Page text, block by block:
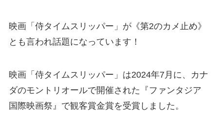
映画「侍タイムスリッパー」が《第2のカメ止め》
とも言われ話題になっています！
映画「侍タイムスリッパー」は2024年7月に、カナ
ダのモントリオールで開催された『ファンタジア
国際映画祭』で観客賞金賞を受賞しました。